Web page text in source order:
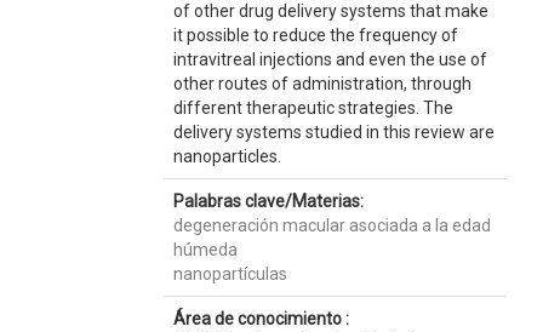
of other drug delivery systems that make
it possible to reduce the frequency of
intravitreal injections and even the use of
other routes of administration, through
different therapeutic strategies. The
delivery systems studied in this review are
nanoparticles.
Palabras clave/Materias:
degeneración macular asociada a la edad
húmeda
nanopartículas
Área de conocimiento :